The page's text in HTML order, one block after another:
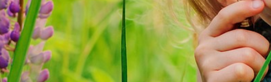
Eveil et Nature
Outils et Formations en ligne pour explorer la nature
avec les enfants